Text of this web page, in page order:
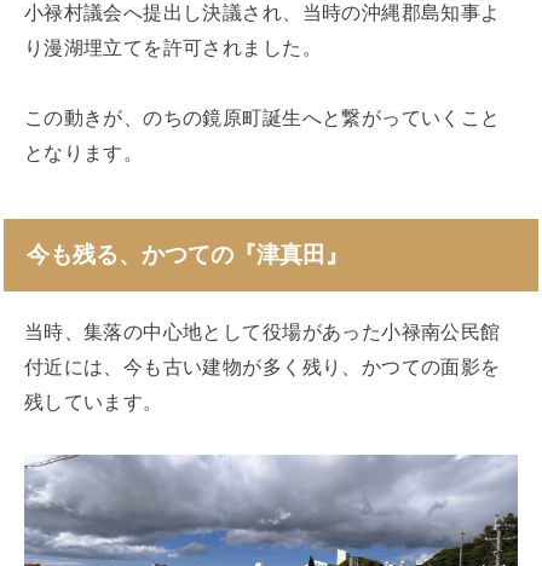
小禄村議会へ提出し決議され、当時の沖縄郡島知事よ
り漫湖埋立てを許可されました。
この動きが、のちの鏡原町誕生へと繋がっていくこと
となります。
今も残る、かつての『津真田』
当時、集落の中心地として役場があった小禄南公民館
付近には、今も古い建物が多く残り、かつての面影を
残しています。